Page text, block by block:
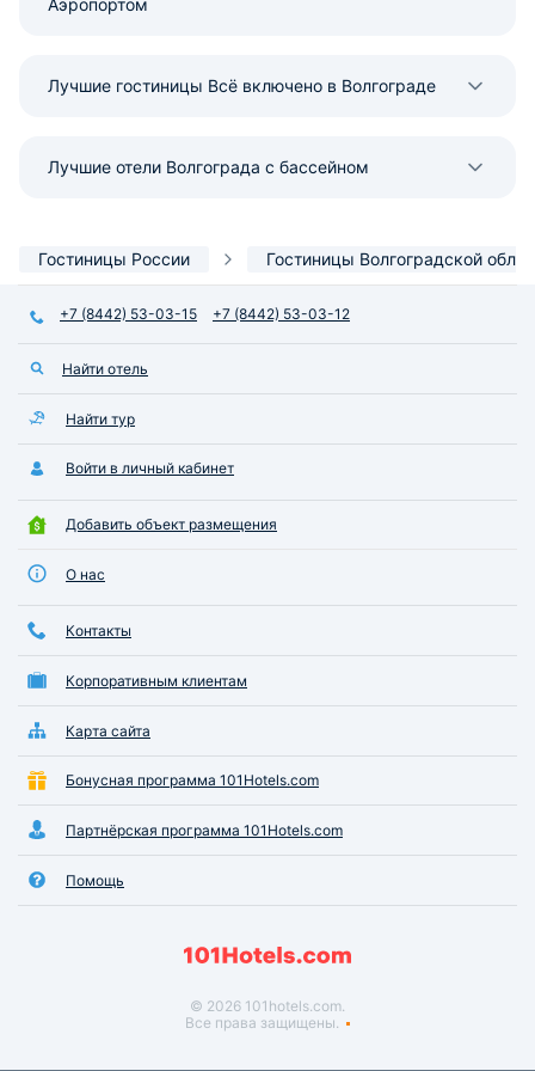
ответственность отеля. Поэтому
Лучшие гостиницы Всё включено в Волгограде
Лучшие отели Волгограда с бассейном
Гостиницы России Гостиницы Волгоградской
+7 (8442) 53-03-15 +7 (8442) 53-03-12
Найти отель
Найти тур
Войти в личный кабинет
Добавить объект размещения
О нас
Контакты
Корпоративным клиентам
Карта сайта
Бонусная программа 101Hotels.com
Партнёрская программа 101Hotels.com
Помощь
© 2026 101hotels.com.
Все права защищены.